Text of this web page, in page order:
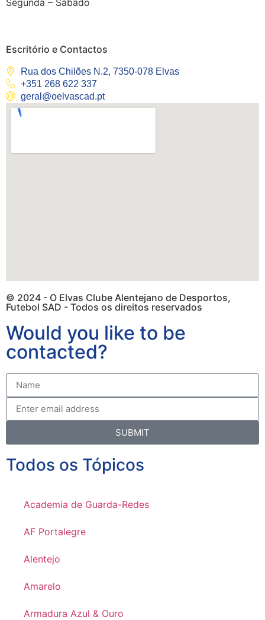
Segunda – Sábado
Escritório e Contactos
Rua dos Chilões N.2, 7350-078 Elvas
+351 268 622 337
geral@oelvascad.pt
© 2024 - O Elvas Clube Alentejano de Desportos,
Futebol SAD - Todos os direitos reservados
Would you like to be
contacted?
SUBMIT
Todos os Tópicos
Academia de Guarda-Redes
AF Portalegre
Alentejo
Amarelo
Armadura Azul & Ouro